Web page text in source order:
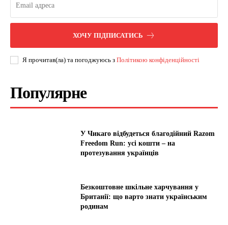
ХОЧУ ПІДПИСАТИСЬ
Я прочитав(ла) та погоджуюсь з Політикою конфіденційності
Популярне
У Чикаго відбудеться благодійний Razom
Freedom Run: усі кошти – на
протезування українців
Безкоштовне шкільне харчування у
Британії: що варто знати українським
родинам